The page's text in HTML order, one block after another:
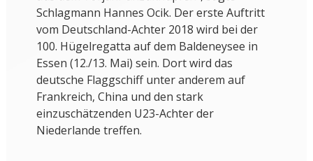
Schlagmann Hannes Ocik. Der erste Auftritt
vom Deutschland-Achter 2018 wird bei der
100. Hügelregatta auf dem Baldeneysee in
Essen (12./13. Mai) sein. Dort wird das
deutsche Flaggschiff unter anderem auf
Frankreich, China und den stark
einzuschätzenden U23-Achter der
Niederlande treffen.